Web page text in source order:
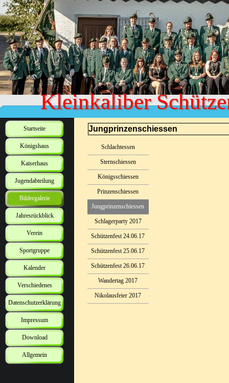
Kleinkaliber
Startseite
Königshaus
Kaiserhaus
Jugendabteilung
Bildergalerie
Jahresrückblick
Verein
Sportgruppe
Kalender
Verschiedenes
Datenschutzerklärung
Impressum
Download
Allgemein
Jungprinzenschiessen
Schlachtessen
Sternschiessen
Königsschiessen
Prinzenschiessen
Jungprinzenschiessen
Schlagerparty 2017
Schützenfest 24.06.17
Schützenfest 25.06.17
Schützenfest 26.06.17
Wandertag 2017
Nikolausfeier 2017